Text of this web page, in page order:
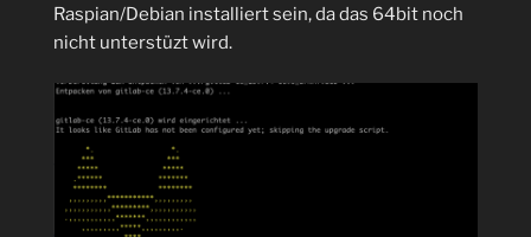
Raspian/Debian installiert sein, da das 64bit noch
nicht unterstüzt wird.